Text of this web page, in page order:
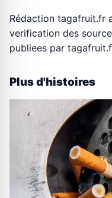
Rédaction tagafruit.fr
verification des
publiees par
Plus d'histoires